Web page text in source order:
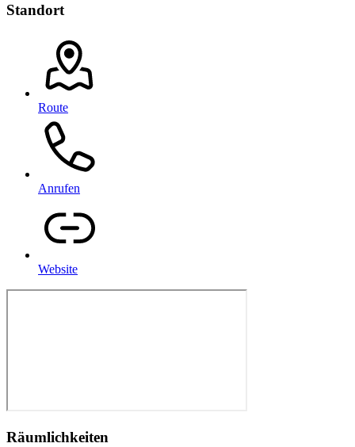
Standort
Route
Anrufen
Website
Räumlichkeiten